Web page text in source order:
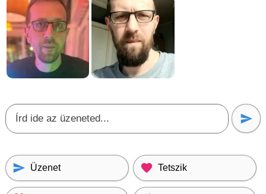
Üzenet Tetszik